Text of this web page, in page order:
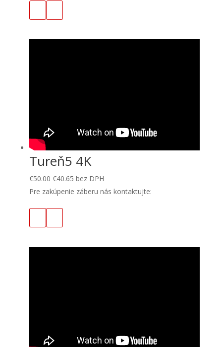
Tureň5 4K
€50.00 €40.65 bez DPH
Pre zakúpenie záberu nás kontaktujte: